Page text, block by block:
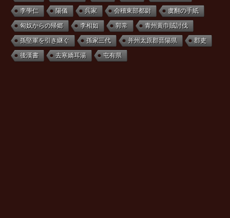
李學仁 陽儀 呉家 会稽東部都尉 虞翻の手紙
匈奴からの帰郷 李相如 郭常 青州黄巾賊討伐
孫堅軍を引き継ぐ 孫家三代 并州太原郡晋陽県 郡吏
後漢書 去寒嬌耳湯 屯有県